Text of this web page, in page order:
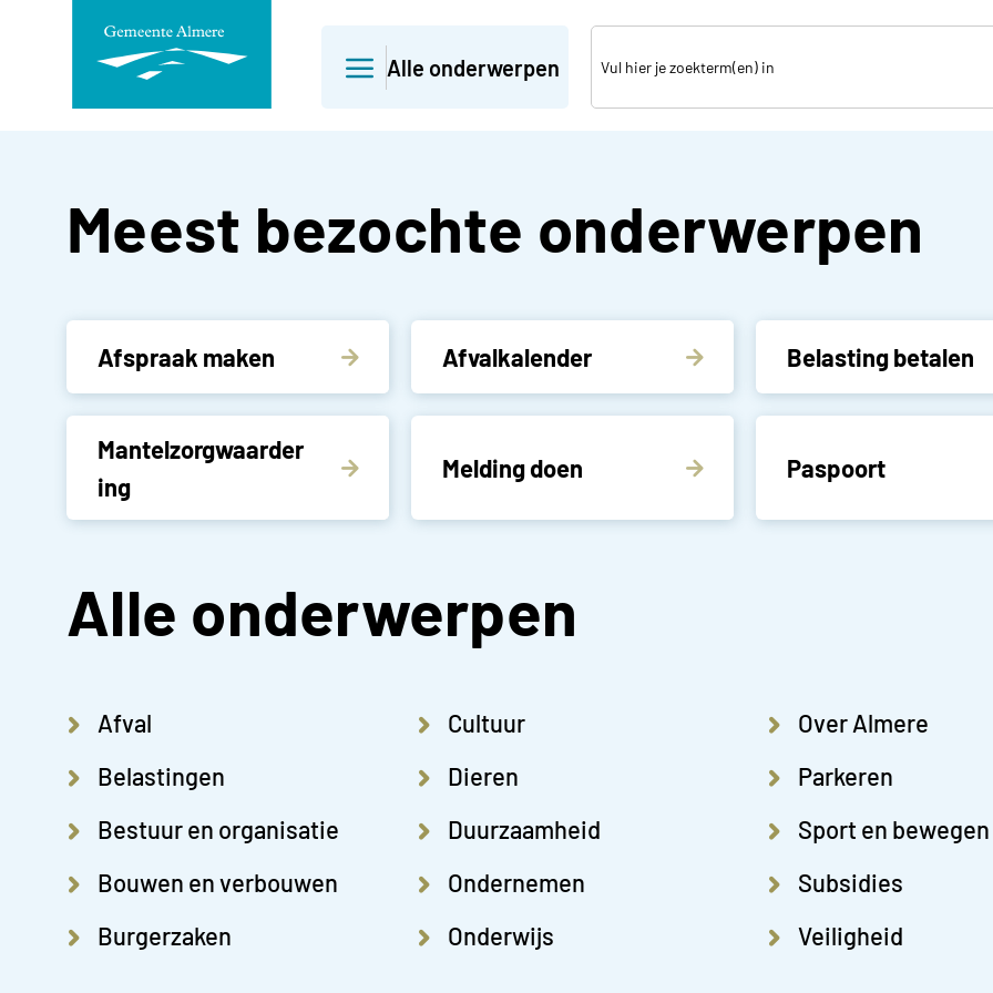
Alle onderwerpen
Gemeente Almere
Meest bezochte onderwerpen
Afspraak maken Afvalkalender Belasting betalen
Mantelzorgwaarder
ing
Melding doen Paspoort
Alle onderwerpen
Afval
Belastingen
Bestuur en organisatie
Bouwen en verbouwen
Burgerzaken
Cultuur
Dieren
Duurzaamheid
Ondernemen
Onderwijs
Over Almere
Parkeren
Sport en bewegen
Subsidies
Veiligheid